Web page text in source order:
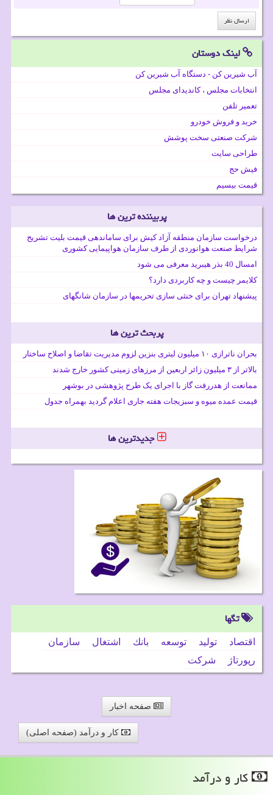
لینک دوستان
آب شیرین کن - دستگاه آب شیرین کن
انتخابات مجلس ، کاندیدای مجلس
تعمیر تلفن
خرید و فروش خودرو
شرکت صنعتی سخت پوشش
طراحی سایت
فیش حج
قیمت بیسیم
پربیننده ترین ها
درخواست سازمان منطقه آزاد کیش برای ساماندهی قیمت بلیت تشریح
شرایط صنعت هوانوردی از طرف سازمان هواپیمایی کشوری
امسال 40 بذر هیبرید معرفی می شود
کلایمر چیست و چه کاربردی دارد؟
پیشنهاد تهران برای خنثی سازی تحریمها در سازمان شانگهای
پربحث ترین ها
بحران ناترازی ۱۰ میلیون لیتری بنزین لزوم مدیریت تقاضا و اصلاح ساختار
بالاتر از ۳ میلیون زائر اربعین از مرزهای زمینی کشور خارج شدند
ممانعت از هدررفت گاز با اجرای یک طرح پژوهشی در بوشهر
قیمت عمده میوه و سبزیجات هفته جاری اعلام گردید بهمراه جدول
جدیدترین ها
تگها
اقتصاد تولید توسعه بانك اشتغال
سازمان
رپورتاژ
شركت
صفحه اخبار
کار و درآمد (صفحه اصلی)
كار و درآمد